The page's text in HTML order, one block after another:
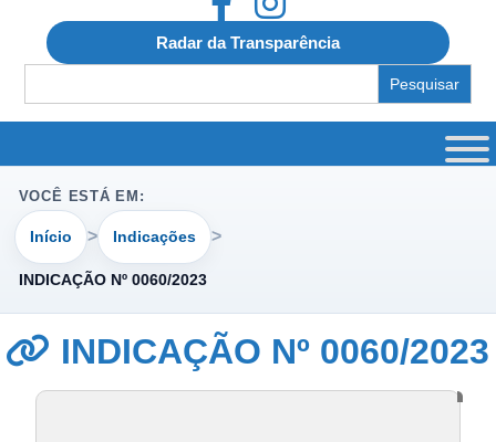
Radar da Transparência
for:
VOCÊ ESTÁ EM:
Início Indicações
INDICAÇÃO Nº 0060/2023
INDICAÇÃO Nº 0060/2023